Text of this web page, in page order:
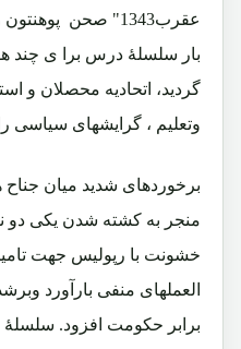
عقرب1343" صحن
بار سلسلۀ درس برا ی چند
گردید، اتحادیه محصلان و
وتعلیم ، گرایشهای سیاسی
برخوردهای شدید میان
منجر به کشته شدن یکی دو
خشونت با رپولیس جهت
العملهای منفی بارآورد
برابر حکومت افزود. سلسلۀ